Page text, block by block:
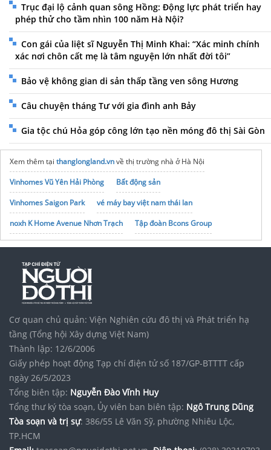
Trục đại lộ cảnh quan sông Hồng: Động lực phát triển hay
phép thử cho tầm nhìn 100 năm Hà Nội?
Con gái của liệt sĩ Nguyễn Thị Minh Khai: “Xác minh chính
xác nơi chôn cất mẹ là tâm nguyện lớn nhất đời tôi”
Bảo vệ không gian di sản thấp tầng ven sông Hương
Câu chuyện tháng Tư với gia đình anh Bảy
Gia tộc chú Hỏa góp công lớn tạo nền móng đô thị Sài Gòn
Xem thêm tại thanglongland.vnvề thị trường nhà ở Hà Nội
Vinhomes Vũ Yên Hải Phòng
Bất động sản
Vinhomes Saigon Park
vé máy bay việt nam thái lan
noxh K Home Avenue Nhơn Trạch
Tập đoàn Bcons Group
Cơ quan chủ quản: Viện Nghiên cứu đô thị và Phát triển hạ
tầng (Tổng hội Xây dựng Việt Nam)
Thành lập: 12/6/2006
Giấy phép hoạt động Tạp chí điện tử số 187/GP-BTTTT cấp
ngày 26/5/2023
Tổng biên tập: Nguyễn Đào Vĩnh Huy
Tổng thư ký tòa soạn, Ủy viên ban biên tập: Ngô Trung Dũng
Tòa soạn và trị sự: 386/55 Lê Văn Sỹ, phường Nhiêu Lộc,
TP.HCM